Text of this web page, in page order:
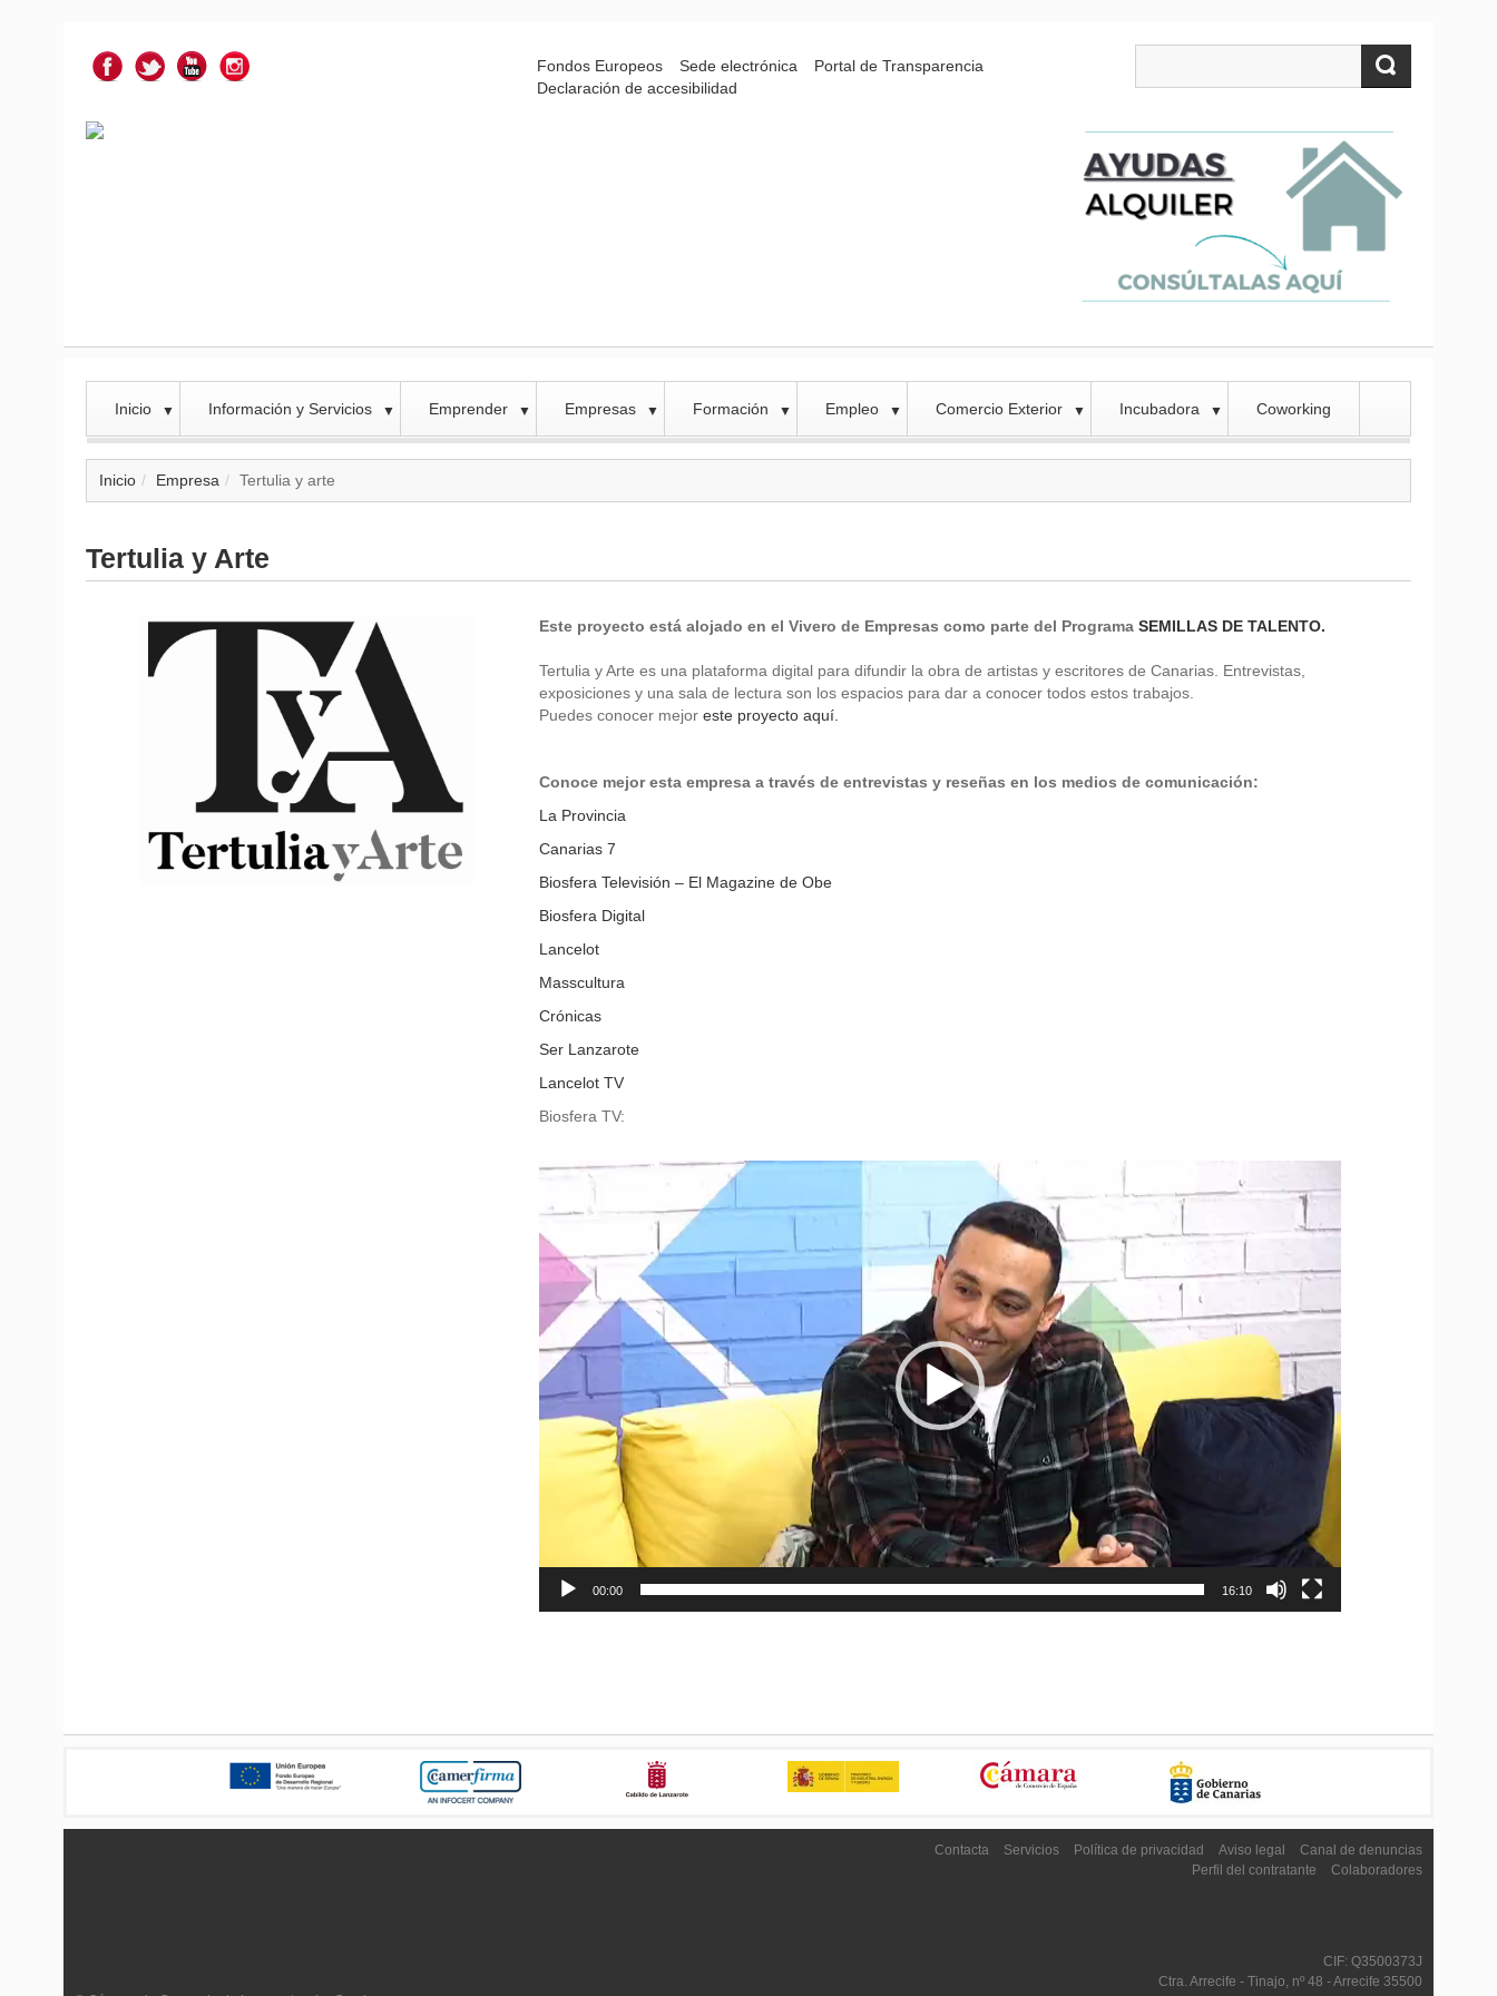
Fondos Europeos Sede electrónica
Portal de Transparencia
Declaración de accesibilidad
Inicio ▼ Información y Servicios ▼ Emprender ▼ Empresas ▼ Formación ▼ Empleo ▼ Comercio Exterior ▼ Incubadora ▼ Coworking
Inicio Empresa Tertulia y arte
Tertulia y Arte
Este proyecto está alojado en el Vivero de Empresas como parte del Programa SEMILLAS DE TALENTO.
Tertulia y Arte es una plataforma digital para difundir la obra de artistas y escritores de Canarias. Entrevistas,
exposiciones y una sala de lectura son los espacios para dar a conocer todos estos trabajos.
Puedes conocer mejor este proyecto aquí.
Conoce mejor esta empresa a través de entrevistas y reseñas en los medios de comunicación:
La Provincia
Canarias 7
Biosfera Televisión – El Magazine de Obe
Biosfera Digital
Lancelot
Masscultura
Crónicas
Ser Lanzarote
Lancelot TV
Biosfera TV:
Reproductor
vídeo
00:00 16:10
Contacta Servicios Política de privacidad Aviso legal
Canal de denuncias
Perfil del contratante
Colaboradores
CIF: Q3500373J
Ctra. Arrecife - Tinajo, nº 48 - Arrecife 35500